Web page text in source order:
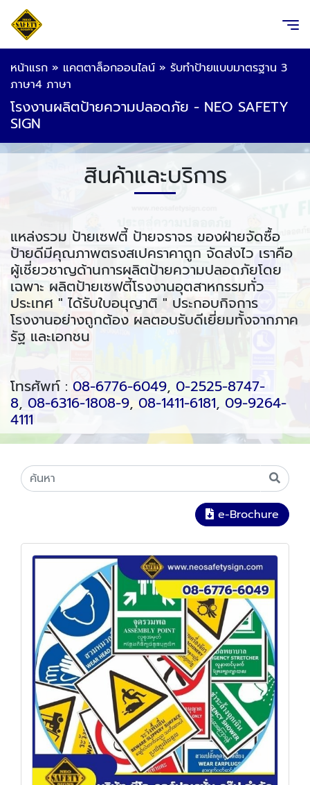
หน้าแรก » แคตตาล็อกออนไลน์ » รับทำป้ายแบบมาตรฐาน 3
ภาษา4 ภาษา
โรงงานผลิตป้ายความปลอดภัย - NEO SAFETY
SIGN
สินค้าและบริการ
แหล่งรวม ป้ายเซฟตี้ ป้ายจราจร ของฝ่ายจัดซื้อ
ป้ายดีมีคุณภาพตรงสเปคราคาถูก จัดส่งไว เราคือ
ผู้เชี่ยวชาญด้านการผลิตป้ายความปลอดภัยโดย
เฉพาะ ผลิตป้ายเซฟตี้โรงงานอุตสาหกรรมทั่ว
ประเทศ " ได้รับใบอนุญาติ " ประกอบกิจการ
โรงงานอย่างถูกต้อง ผลตอบรับดีเยี่ยมทั้งจากภาค
รัฐ และเอกชน
โทรศัพท์ : 08-6776-6049, 0-2525-8747-
8, 08-6316-1808-9, 08-1411-6181, 09-9264-
4111
e-Brochure